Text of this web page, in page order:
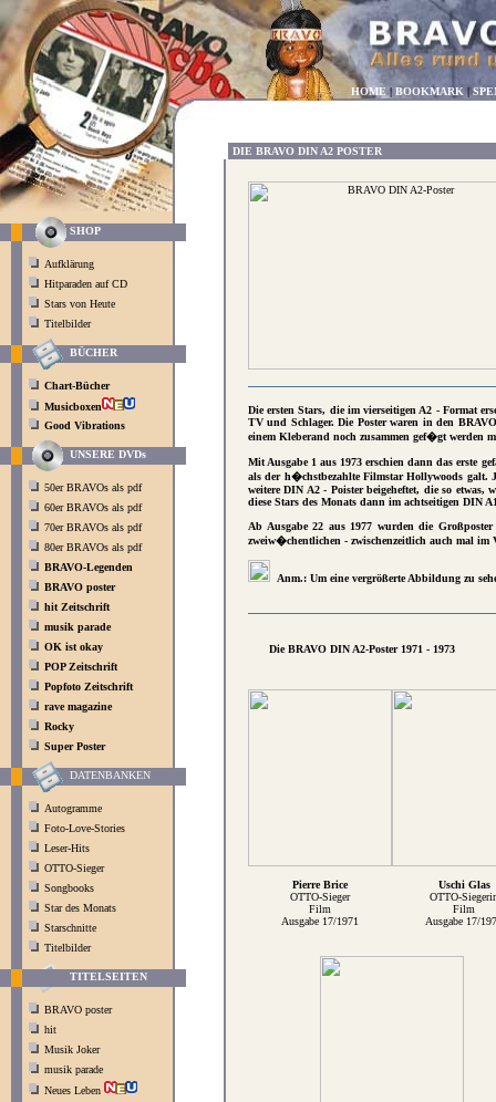
HOME | BOOKMARK |
SHOP
Aufklärung
Hitparaden auf CD
Stars von Heute
Titelbilder
BÜCHER
Chart-Bücher
Musicboxen
Good Vibrations
UNSERE DVDs
50er BRAVOs als pdf
60er BRAVOs als pdf
70er BRAVOs als pdf
80er BRAVOs als pdf
BRAVO-Legenden
BRAVO poster
hit Zeitschrift
musik parade
OK ist okay
POP Zeitschrift
Popfoto Zeitschrift
rave magazine
Rocky
Super Poster
DATENBANKEN
Autogramme
Foto-Love-Stories
Leser-Hits
OTTO-Sieger
Songbooks
Star des Monats
Starschnitte
Titelbilder
TITELSEITEN
BRAVO poster
hit
Musik Joker
musik parade
Neues Leben
DIE BRAVO DIN A2 POSTER
Die ersten Stars, die im vierseitigen A2 - Format
TV und Schlager. Die Poster waren in den
einem Kleberand noch zusammen gef�gt werden
Mit Ausgabe 1 aus 1973 erschien dann das erste
als der h�chstbezahlte Filmstar Hollywoods galt.
weitere DIN A2 - Poister beigeheftet, die so etwas,
diese Stars des Monats dann im achtseitigen DIN
Ab Ausgabe 22 aus 1977 wurden die
zweiw�chentlichen - zwischenzeitlich auch mal im
Anm.: Um eine vergrößerte Abbildung zu
Die BRAVO DIN A2-Poster 1971 - 1973
Pierre Brice
Uschi Glas
OTTO-Sieger
Film
OTTO-
Film
Ausgabe 17/1971
Ausgabe 17/